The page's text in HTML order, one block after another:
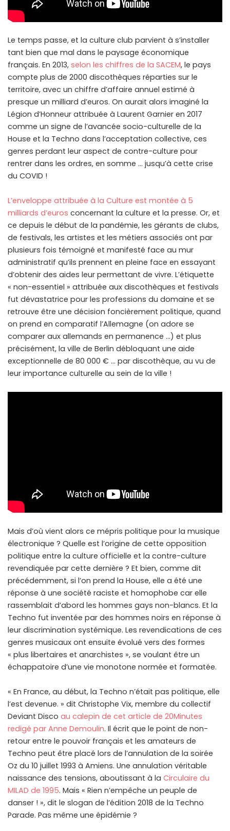
Le temps passe, et la culture club parvient à s’installer
tant bien que mal dans le paysage économique
français. En 2013, selon les chiffres de la SACEM, le pays
compte plus de 2000 discothèques réparties sur le
territoire, avec un chiffre d’affaire annuel estimé à
presque un milliard d’euros. On aurait alors imaginé la
Légion d’Honneur attribuée à Laurent Garnier en 2017
comme un signe de l’avancée socio-culturelle de la
House et la Techno dans l’acceptation collective, ces
genres perdant leur aspect de contre-culture pour
rentrer dans les ordres, en somme … jusqu’à cette crise
du COVID !
L’enveloppe attribuée à la Culture est montée à 5
milliards d’euros concernant la culture et la presse. Or, et
ce depuis le début de la pandémie, les gérants de clubs,
de festivals, les artistes et les métiers associés ont par
plusieurs fois témoigné et manifesté face au mur
administratif qu’ils prennent en pleine face en essayant
d’obtenir des aides leur permettant de vivre. L’étiquette
« non-essentiel » attribuée aux discothèques et festivals
fut dévastatrice pour les professions du domaine et se
retrouve être une décision foncièrement politique, quand
on prend en comparatif l’Allemagne (on adore se
comparer aux allemands en permanence …) et plus
précisément, la ville de Berlin débloquant une aide
exceptionnelle de 80 000 € … par discothèque, au vu de
leur importance culturelle au sein de la ville !
Mais d’où vient alors ce mépris politique pour la musique
électronique ? Quelle est l’origine de cette opposition
politique entre la culture officielle et la contre-culture
revendiquée par cette dernière ? Et bien, comme dit
précédemment, si l’on prend la House, elle a été une
réponse à une société raciste et homophobe car elle
rassemblait d’abord les hommes gays non-blancs. Et la
Techno fut inventée par des hommes noirs en réponse à
leur discrimination systémique. Les revendications de ces
genres musicaux ont ensuite évolué vers des formes
« plus libertaires et anarchistes », se voulant être un
échappatoire d’une vie monotone normée et formatée.
« En France, au début, la Techno n’était pas politique, elle
l’est devenue. » dit Christophe Vix, membre du collectif
Deviant Disco au calepin de cet article de 20Minutes
redigé par Anne Demoulin. Il écrit que le point de non-
retour entre le pouvoir français et les amateurs de
Techno peut être placé lors de l’annulation de la soirée
Oz du 10 juillet 1993 à Amiens. Une annulation véritable
naissance des tensions, aboutissant à la Circulaire du
MILAD de 1995. Mais « Rien n’empêche un peuple de
danser ! », dit le slogan de l’édition 2018 de la Techno
Parade. Pas même une épidémie ?